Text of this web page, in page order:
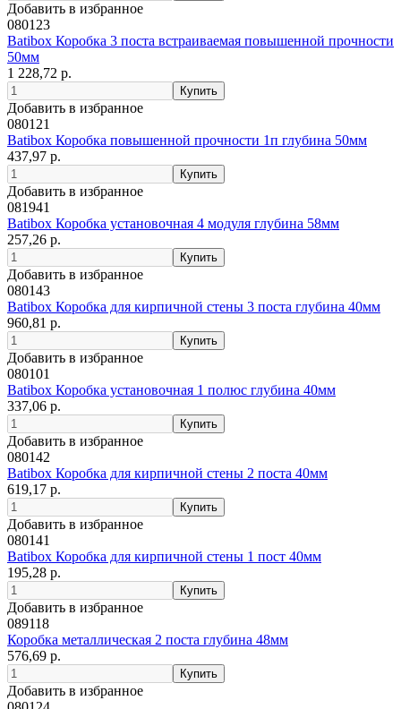
Добавить в избранное
080123
Batibox Коробка 3 поста встраиваемая повышенной прочности
50мм
1 228,72 р.
Добавить в избранное
080121
Batibox Коробка повышенной прочности 1п глубина 50мм
437,97 р.
Добавить в избранное
081941
Batibox Коробка установочная 4 модуля глубина 58мм
257,26 р.
Добавить в избранное
080143
Batibox Коробка для кирпичной стены 3 поста глубина 40мм
960,81 р.
Добавить в избранное
080101
Batibox Коробка установочная 1 полюс глубина 40мм
337,06 р.
Добавить в избранное
080142
Batibox Коробка для кирпичной стены 2 поста 40мм
619,17 р.
Добавить в избранное
080141
Batibox Коробка для кирпичной стены 1 пост 40мм
195,28 р.
Добавить в избранное
089118
Коробка металлическая 2 поста глубина 48мм
576,69 р.
Добавить в избранное